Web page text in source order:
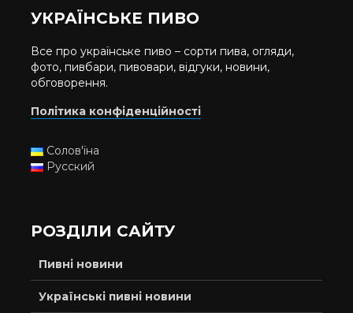
УКРАЇНСЬКЕ ПИВО
Все про українське пиво – сорти пива, огляди,
фото, пивбари, пивовари, відгуки, новини,
обговорення.
Політика конфіденційності
Солов'їна
Русский
РОЗДІЛИ САЙТУ
Пивні новини
Українські пивні новини